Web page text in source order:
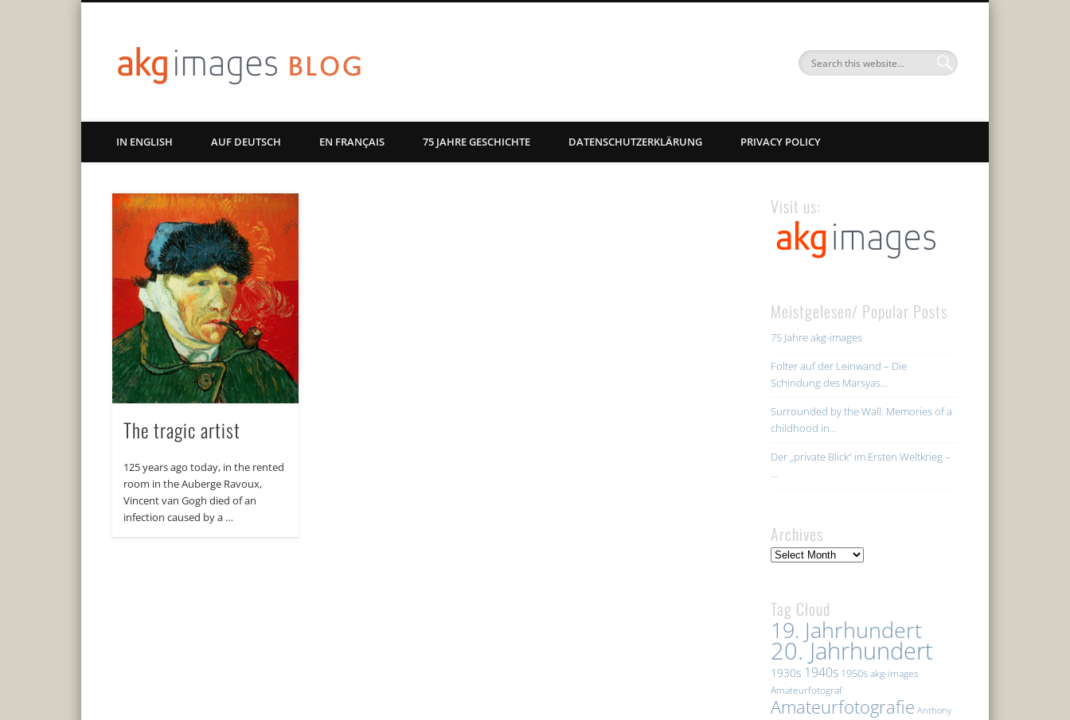
Art | Culture | History
IN ENGLISH AUF DEUTSCH EN FRANÇAIS 75 JAHRE GESCHICHTE DATENSCHUTZERKLÄRUNG PRIVACY POLICY
The tragic artist
125 years ago today, in the rented
room in the Auberge Ravoux,
Vincent van Gogh died of an
infection caused by a …
Visit us:
Meistgelesen/ Popular Posts
75 Jahre akg-images
Folter auf der Leinwand – Die
Schindung des Marsyas…
Surrounded by the Wall: Memories of a
childhood in…
Der „private Blick“ im Ersten Weltkrieg –
…
Archives
Archives
Tag Cloud
19. Jahrhundert
20. Jahrhundert
1930s 1940s 1950s akg-images
Amateurfotograf
Amateurfotografie Anthony